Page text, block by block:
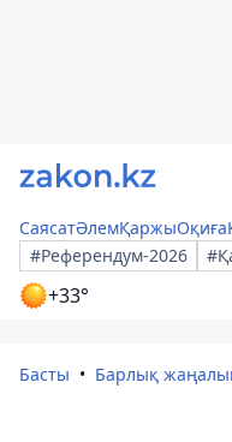
СаясатӘлемҚаржыОқиға
#Референдум-2026
+33°
Басты Барлық